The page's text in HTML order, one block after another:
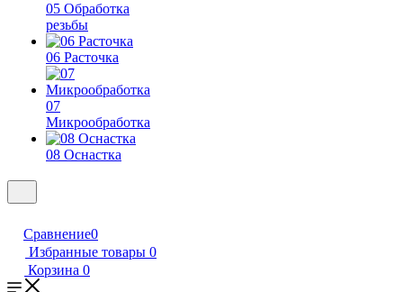
05 Обработка
резьбы
06 Расточка
07
Микрообработка
08 Оснастка
Сравнение0
Избранные товары 0
Корзина 0